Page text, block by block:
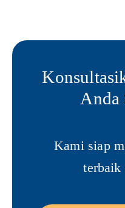
Anda
Kami siap
terbaik